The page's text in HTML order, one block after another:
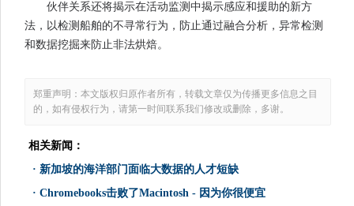
伙伴关系还将揭示在活动监测中揭示感应和援助的新方
法，以检测船舶的不寻常行为，防止通过融合分析，异常检测
和数据挖掘来防止非法烘焙。
郑重声明：本文版权归原作者所有，转载文章仅为传播更多信息之目
的，如有侵权行为，请第一时间联系我们修改或删除，多谢。
相关新闻：
· 新加坡的海洋部门面临大数据的人才短缺
· Chromebooks击败了Macintosh - 因为你很便宜